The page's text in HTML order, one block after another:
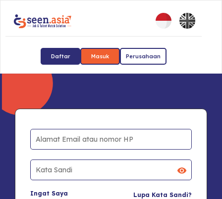
Daftar Masuk Perusahaan
Ingat Saya Lupa Kata Sandi?